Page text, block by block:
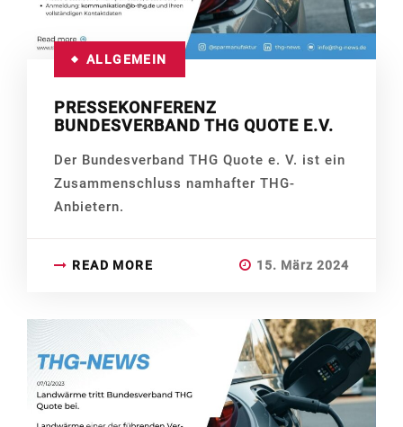
ALLGEMEIN
PRESSEKONFERENZ
BUNDESVERBAND THG QUOTE E.V.
Der Bundesverband THG Quote e. V. ist ein
Zusammenschluss namhafter THG-
Anbietern.
READ MORE 15. März 2024